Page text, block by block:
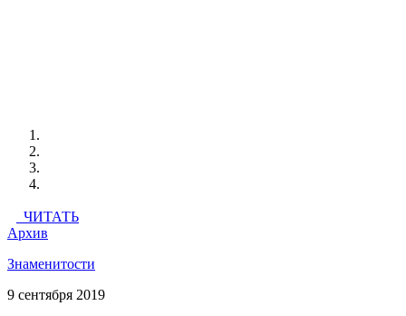
ЧИТАТЬ
Архив
Знаменитости
9 сентября 2019